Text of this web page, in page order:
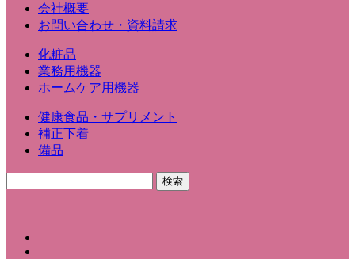
会社概要
お問い合わせ・資料請求
化粧品
業務用機器
ホームケア用機器
健康食品・サプリメント
補正下着
備品